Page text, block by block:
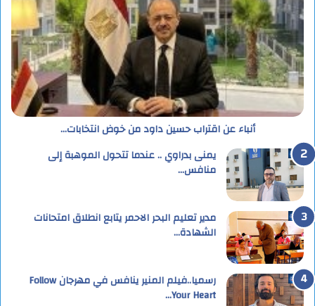
أنباء عن اقتراب حسين داود من خوض انتخابات…
يمنى بدراوي .. عندما تتحول الموهبة إلى
منافس…
مدير تعليم البحر الاحمر يتابع انطلاق امتحانات
الشهادة…
رسميا..فيلم المنير ينافس في مهرجان Follow
Your Heart…